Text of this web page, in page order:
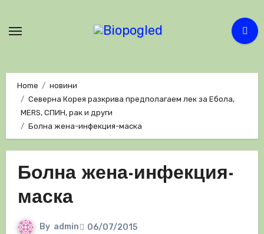
Home
новини
Северна Корея разкрива предполагаем лек за Ебола,
MERS, СПИН, рак и други
Болна жена-инфекция-маска
Болна жена-инфекция-
маска
By admin 06/07/2015